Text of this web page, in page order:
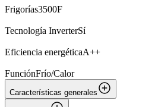
Frigorías3500F
Tecnología InverterSí
Eficiencia energéticaA++
FunciónFrío/Calor
Características generales